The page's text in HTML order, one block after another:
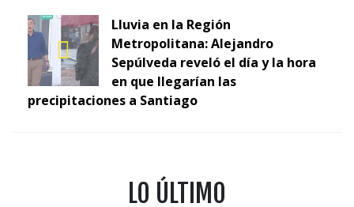
Lluvia en la Región
Metropolitana: Alejandro
Sepúlveda reveló el día y la hora
en que llegarían las
precipitaciones a Santiago
LO ÚLTIMO